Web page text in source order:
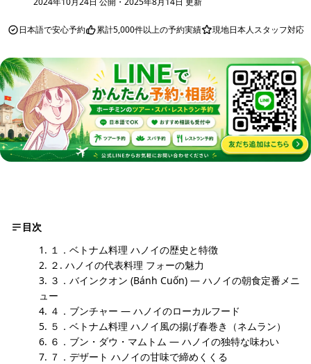
日本語で安心予約 累計5,000件以上の予約実績 現地日本人スタッフ対応
目次
１．ベトナム料理 ハノイの歴史と特徴
２. ハノイの代表料理 フォーの魅力
３．バインクオン (Bánh Cuốn) — ハノイの朝食定番メニ
ュー
４．ブンチャー — ハノイのローカルフード
５．ベトナム料理 ハノイ風の揚げ春巻き（ネムラン）
６．ブン・ダウ・マムトム — ハノイの独特な味わい
７．デザート ハノイの甘味で締めくくる